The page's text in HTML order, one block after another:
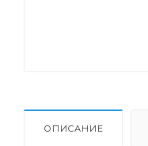
ОПИСАНИЕ